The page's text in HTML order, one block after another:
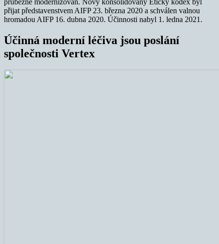
přijat představenstvem AIFP 23. března 2020 a schválen valnou
hromadou AIFP 16. dubna 2020. Účinnosti nabyl 1. ledna 2021.
Účinná moderní léčiva jsou poslání
společnosti Vertex